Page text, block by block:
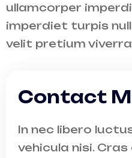
ullamcorper
imperdiet turpis
velit pretium
Contact
In nec libero
vehicula nisi.